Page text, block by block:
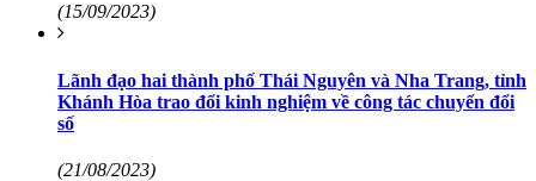
(15/09/2023)
Lãnh đạo hai thành phố Thái Nguyên và Nha Trang, tỉnh
Khánh Hòa trao đổi kinh nghiệm về công tác chuyển đổi
số
(21/08/2023)